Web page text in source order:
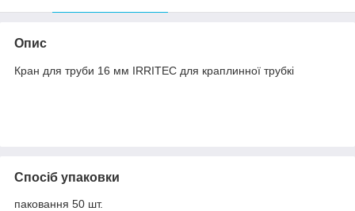
Опис
Кран для труби 16 мм IRRITEC для краплинної трубкі
Спосіб упаковки
паковання 50 шт.